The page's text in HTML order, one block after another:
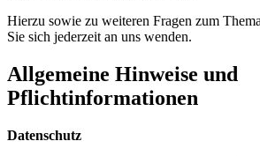
Hierzu sowie zu weiteren Fragen zum
Sie sich jederzeit an uns wenden.
Allgemeine Hinweise und
Pflichtinformationen
Datenschutz